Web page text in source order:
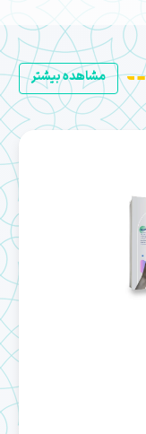
مشاهده بیشتر